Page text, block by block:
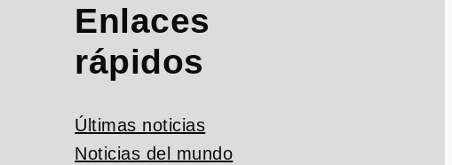
Enlaces
rápidos
Últimas noticias
Noticias del mundo